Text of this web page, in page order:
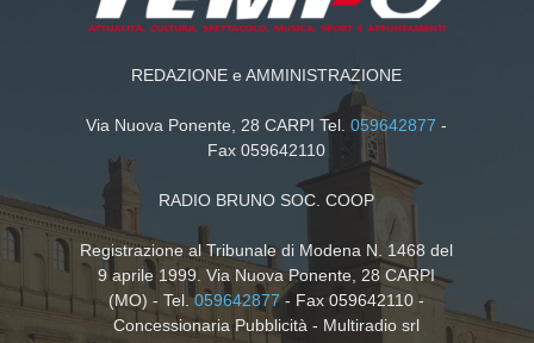
REDAZIONE e AMMINISTRAZIONE
Via Nuova Ponente, 28 CARPI Tel.059642877 -
Fax 059642110
RADIO BRUNO SOC. COOP
Registrazione al Tribunale di Modena N. 1468 del
9 aprile 1999. Via Nuova Ponente, 28 CARPI
(MO) - Tel.059642877- Fax 059642110 -
Concessionaria Pubblicità - Multiradio srl